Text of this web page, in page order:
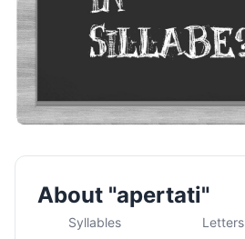
About "apertati"
Syllables Letters